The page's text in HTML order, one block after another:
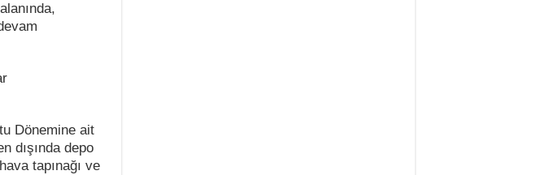
Dönemine ait
dışında depo
tapınağı ve